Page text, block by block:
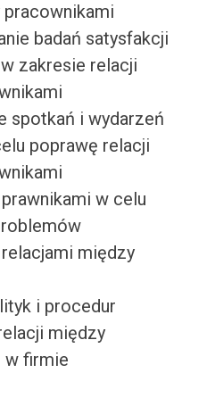
badań satysfakcji
zakresie relacji
spotkań i wydarzeń
poprawę relacji
w celu
między
i procedur
między
w firmie